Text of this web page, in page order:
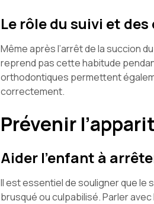
Le rôle du suivi et
Même après l’arrêt de la succion
reprend pas cette habitude
orthodontiques permettent
correctement.
Prévenir
Aider l’enfant à
Il est essentiel de souligner que le
brusqué ou culpabilisé. Parler